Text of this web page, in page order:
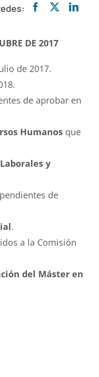
DE 2017
de 2017.
de aprobar en
Humanosque
y
de
.
a la Comisión
del Máster en